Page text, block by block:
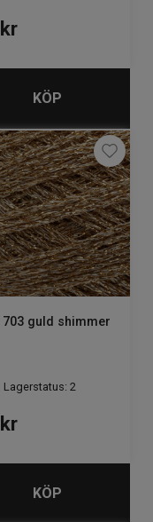
kr
KÖP
703 guld shimmer
Lagerstatus: 2
kr
KÖP